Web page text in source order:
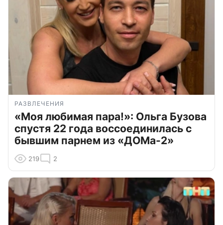
РАЗВЛЕЧЕНИЯ
«Моя любимая пара!»: Ольга Бузова
спустя 22 года воссоединилась с
бывшим парнем из «ДОМа-2»
219 2